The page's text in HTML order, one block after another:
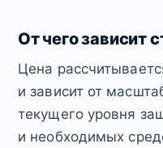
От чего зависит
Цена
и зависит от
текущего уровня
и необходимых